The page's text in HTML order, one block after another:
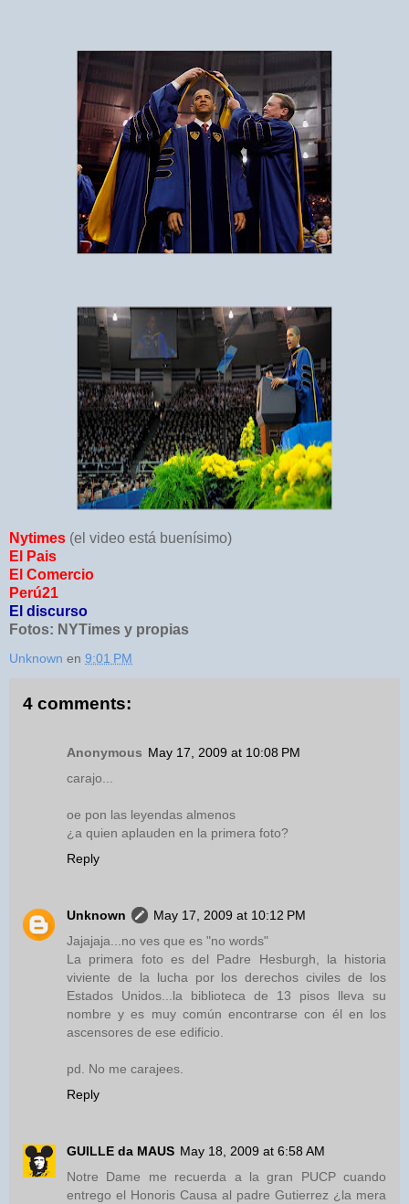
Nytimes (el video está buenísimo)
El Pais
El Comercio
Perú21
El discurso
Fotos: NYTimes y propias
Unknown en 9:01 PM
4 comments:
Anonymous May 17, 2009 at 10:08 PM
carajo...
oe pon las leyendas almenos
¿a quien aplauden en la primera foto?
Reply
Unknown
May 17, 2009 at 10:12 PM
Jajajaja...no ves que es "no words"
La primera foto es del Padre Hesburgh, la historia
viviente de la lucha por los derechos civiles de los
Estados Unidos...la biblioteca de 13 pisos lleva su
nombre y es muy común encontrarse con él en los
ascensores de ese edificio.
pd. No me carajees.
Reply
GUILLE da MAUS May 18, 2009 at 6:58 AM
Notre Dame me recuerda a la gran PUCP cuando
entrego el Honoris Causa al padre Gutierrez ¿la mera